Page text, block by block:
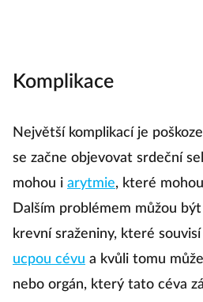
Komplikace
Největší komplikací je
se začne objevovat srdeční
mohou i arytmie, které
Dalším problémem můžou
krevní sraženiny, které
ucpou cévu a kvůli tomu
nebo orgán, který tato céva